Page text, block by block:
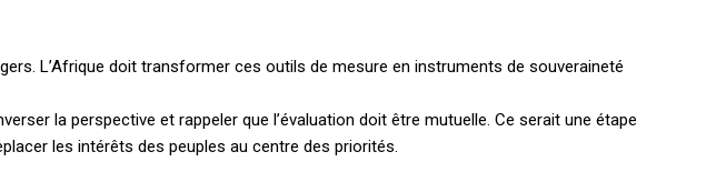
Tous les articles
L’Afrique doit transformer ces outils de mesure en instruments de souveraineté
la perspective et rappeler que l’évaluation doit être mutuelle. Ce serait une étape
les intérêts des peuples au centre des priorités.